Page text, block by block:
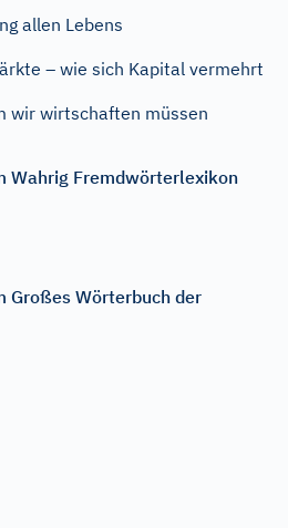
allen Lebens
– wie sich Kapital vermehrt
wir wirtschaften müssen
Wahrig Fremdwörterlexikon
Großes Wörterbuch der